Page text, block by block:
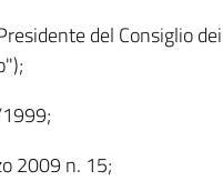
del Consiglio
2009 n. 15;